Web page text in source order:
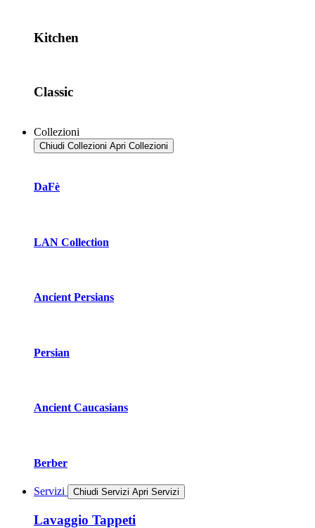
Kitchen
Classic
Collezioni
Chiudi Collezioni Apri Collezioni
DaFè
LAN Collection
Ancient Persians
Persian
Ancient Caucasians
Berber
Servizi Chiudi Servizi Apri Servizi
Lavaggio Tappeti